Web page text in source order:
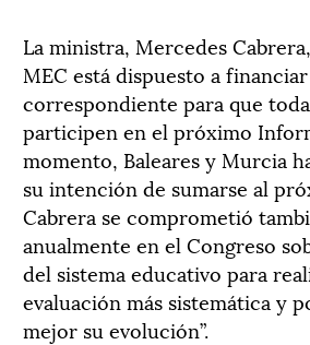
La ministra, Mercedes
MEC está dispuesto a
correspondiente para que
participen en el próximo
momento, Baleares y Murcia
su intención de sumarse al
Cabrera se comprometió
anualmente en el Congreso
del sistema educativo para
evaluación más sistemática y
mejor su evolución”.